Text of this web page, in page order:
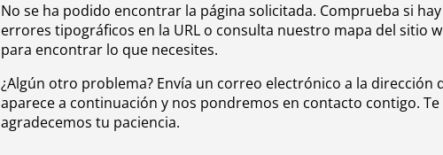
No se ha podido encontrar la página solicitada. Comprueba si hay
errores tipográficos en la URL o consulta nuestro mapa del sitio
para encontrar lo que necesites.
¿Algún otro problema? Envía un correo electrónico a la dirección
aparece a continuación y nos pondremos en contacto contigo. Te
agradecemos tu paciencia.